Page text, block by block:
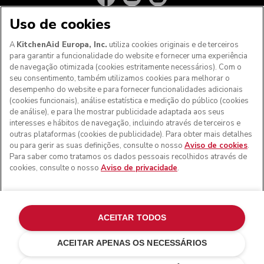
Aos clientes nos Açores, Madeira e outros territórios
portugueses: Por favor, contacte a nossa equipa de Apoio
ao Cliente para efetuar a sua encomenda, de forma a
podermos fornecer os custos de envio exatos e aplicar a
taxa de IVA correta
nos EUA e noutros locais.
Gerir as minhas cookies
Aviso de privacidade
Política de cookies
Outros países
Resolução de litígios online
Uso de cookies
A KitchenAid Europa, Inc. utiliza cookies originais e de terceiros
para garantir a funcionalidade do website e fornecer uma experiência
de navegação otimizada (cookies estritamente necessários). Com o
seu consentimento, também utilizamos cookies para melhorar o
desempenho do website e para fornecer funcionalidades adicionais
(cookies funcionais), análise estatística e medição do público (cookies
de análise), e para lhe mostrar publicidade adaptada aos seus
interesses e hábitos de navegação, incluindo através de terceiros e
outras plataformas (cookies de publicidade). Para obter mais detalhes
ou para gerir as suas definições, consulte o nosso Aviso de cookies.
Para saber como tratamos os dados pessoais recolhidos através de
cookies, consulte o nosso Aviso de privacidade.
ACEITAR APENAS OS NECESSÁRIOS
ACEITAR TODOS